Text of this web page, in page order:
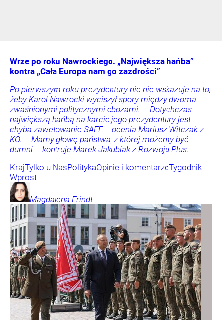
Wrze po roku Nawrockiego. „Największa hańba”
kontra „Cała Europa nam go zazdrości”
Po pierwszym roku prezydentury nic nie wskazuje na to,
żeby Karol Nawrocki wyciszył spory między dwoma
zwaśnionymi politycznymi obozami. – Dotychczas
największą hańbą na karcie jego prezydentury jest
chyba zawetowanie SAFE – ocenia Mariusz Witczak z
KO. – Mamy głowę państwa, z której możemy być
dumni – kontruje Marek Jakubiak z Rozwoju Plus.
KrajTylko u NasPolitykaOpinie i komentarzeTygodnik
Wprost
Magdalena Frindt